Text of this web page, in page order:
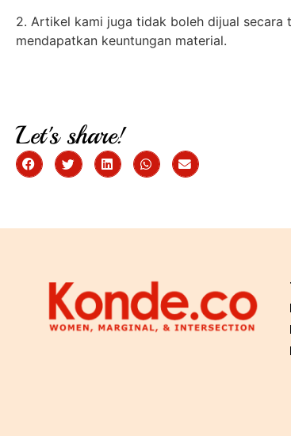
2. Artikel kami juga tidak boleh dijual secara
mendapatkan keuntungan material.
Let's share!